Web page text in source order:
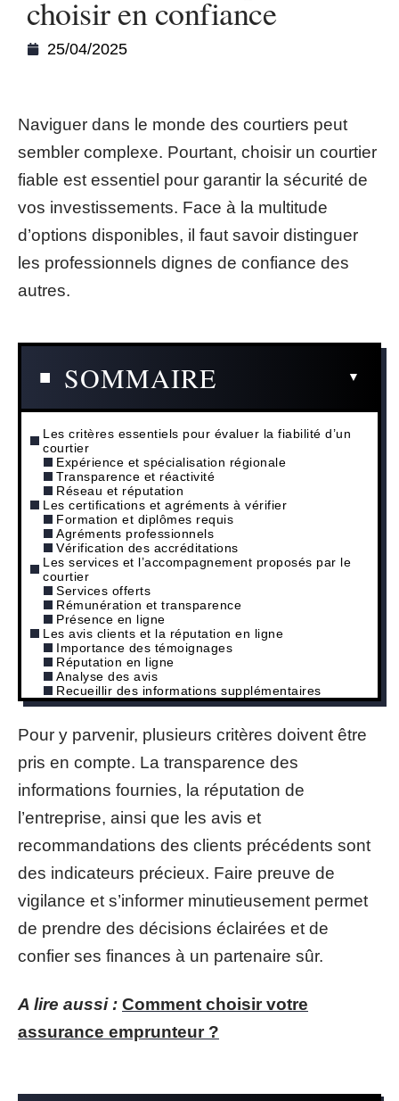
choisir en confiance
25/04/2025
Naviguer dans le monde des courtiers peut
sembler complexe. Pourtant, choisir un courtier
fiable est essentiel pour garantir la sécurité de
vos investissements. Face à la multitude
d’options disponibles, il faut savoir distinguer
les professionnels dignes de confiance des
autres.
SOMMAIRE
Les critères essentiels pour évaluer la fiabilité d’un
courtier
Expérience et spécialisation régionale
Transparence et réactivité
Réseau et réputation
Les certifications et agréments à vérifier
Formation et diplômes requis
Agréments professionnels
Vérification des accréditations
Les services et l’accompagnement proposés par le
courtier
Services offerts
Rémunération et transparence
Présence en ligne
Les avis clients et la réputation en ligne
Importance des témoignages
Réputation en ligne
Analyse des avis
Recueillir des informations supplémentaires
Pour y parvenir, plusieurs critères doivent être
pris en compte. La transparence des
informations fournies, la réputation de
l’entreprise, ainsi que les avis et
recommandations des clients précédents sont
des indicateurs précieux. Faire preuve de
vigilance et s’informer minutieusement permet
de prendre des décisions éclairées et de
confier ses finances à un partenaire sûr.
A lire aussi : Comment choisir votre
assurance emprunteur ?